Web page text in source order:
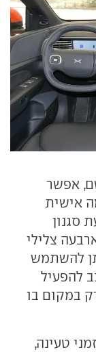
אפשר
אישית
סגנון
צלילי
להשתמש
להפעיל
במקום בו
טעינה,